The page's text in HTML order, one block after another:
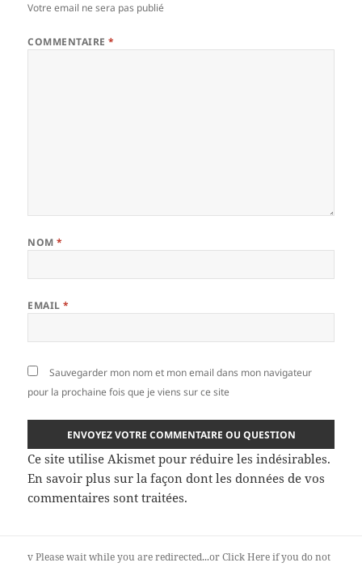
Votre email ne sera pas publié
COMMENTAIRE*
NOM*
EMAIL*
Sauvegarder mon nom et mon email dans mon navigateur
pour la prochaine fois que je viens sur ce site
Ce site utilise Akismet pour réduire les indésirables.
En savoir plus sur la façon dont les données de vos
commentaires sont traitées.
vPlease wait while you are redirected...orClick Hereif you do not